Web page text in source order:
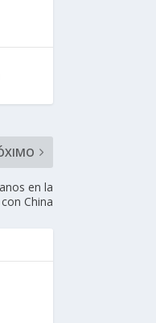
en la
China